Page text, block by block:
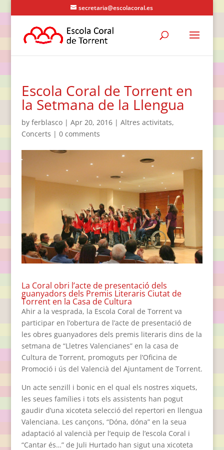
secretaria@escolacoral.es
Escola Coral de Torrent en
la Setmana de la Llengua
by ferblasco| Apr 20, 2016| Altres activitats,
Concerts | 0 comments
La Coral obri l’acte de presentació dels
guanyadors dels Premis Literaris Ciutat de
Torrent en la Casa de Cultura
Ahir a la vesprada, la Escola Coral de Torrent va
participar en l’obertura de l’acte de presentació de
les obres guanyadores dels premis literaris dins de la
setmana de “Lletres Valencianes” en la casa de
Cultura de Torrent, promoguts per l’Oficina de
Promoció i ús del Valencià del Ajuntament de Torrent.
Un acte senzill i bonic en el qual els nostres xiquets,
les seues famílies i tots els assistents han pogut
gaudir d’una xicoteta selecció del repertori en llengua
Valenciana. Les cançons, “Dóna, dóna” en la seua
adaptació al valencià per l’equip de l’escola Coral i
“Cantar és…” de Juli Hurtado han sigut una xicoteta